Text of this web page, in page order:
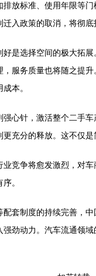
放标准、使用年限等
入政策的取消，将彻
是选择空间的极大拓
服务质量也将随之提
本。
强心针，激活整个二手
充分的释放。这不仅
竞争将愈发激烈，对
。
套制度的持续完善，
劲动力。汽车流通领